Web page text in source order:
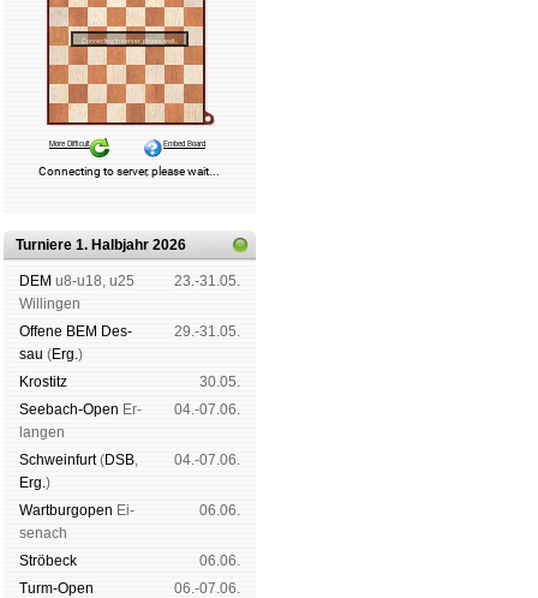
Turniere 1. Halbjahr 2026
DEM u8-u18, u25
Wil­lin­gen
23.-31.05.
Offene BEM Des­
sau (Erg.)
29.-31.05.
Kros­titz
30.05.
See­bach-Open Er­
lan­gen
04.-07.06.
Schwein­furt(DSB,
Erg.)
04.-07.06.
Wart­burg­open Ei­
se­nach
06.06.
Strö­beck
06.06.
Turm-Open
06.-07.06.